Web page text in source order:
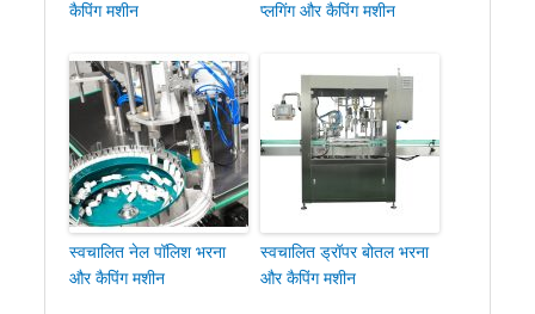
कैपिंग मशीन
प्लगिंग और कैपिंग मशीन
स्वचालित नेल पॉलिश भरना
और कैपिंग मशीन
स्वचालित ड्रॉपर बोतल भरना
और कैपिंग मशीन